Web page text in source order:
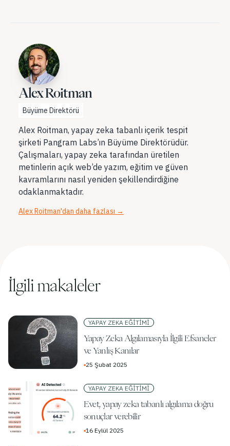
Alex Roitman
Büyüme Direktörü
Alex Roitman, yapay zeka tabanlı içerik tespit
şirketi Pangram Labs’ın Büyüme Direktörüdür.
Çalışmaları, yapay zeka tarafından üretilen
metinlerin açık web’de yazım, eğitim ve güven
kavramlarını nasıl yeniden şekillendirdiğine
odaklanmaktadır.
Alex Roitman'dan daha fazlası →
İlgili makaleler
YAPAY ZEKA EĞITIMI
Yapay Zeka Algılamasıyla İlgili Efsaneler
ve Yanlış Kanılar
▪25 Şubat 2025
YAPAY ZEKA EĞITIMI
Evet, yapay zeka tabanlı algılama doğru
sonuçlar verebilir
▪16 Eylül 2025